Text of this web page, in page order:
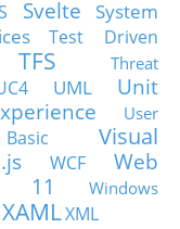
Svelte
System
Test Driven
TFS
Threat
UML
Unit
User
Visual
WCF
Web
11
Windows
XAMLXML